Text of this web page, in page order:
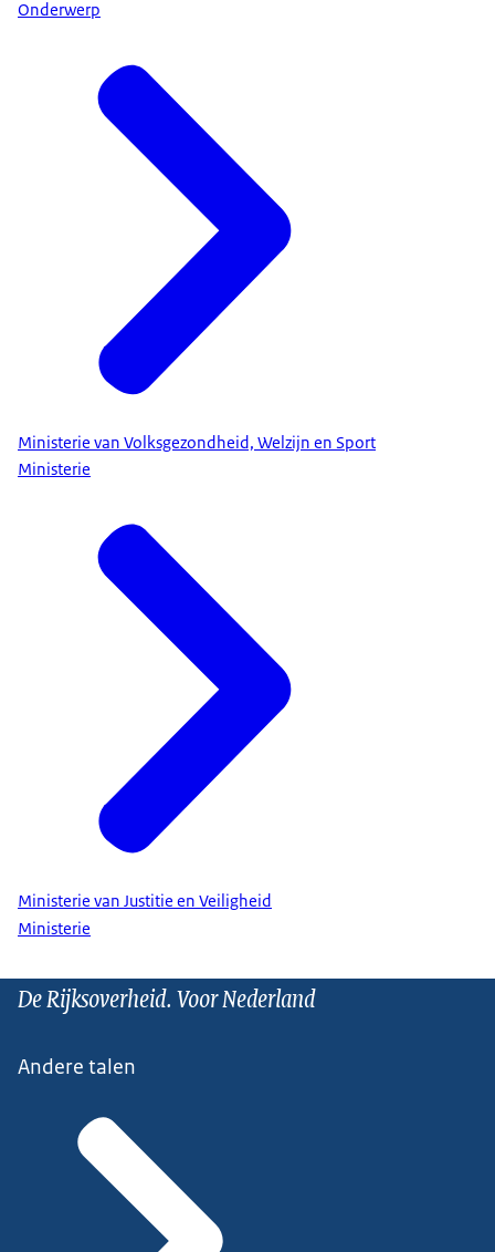
Onderwerp
Ministerie van Volksgezondheid, Welzijn en Sport
Ministerie
Ministerie van Justitie en Veiligheid
Ministerie
De Rijksoverheid. Voor Nederland
Andere talen